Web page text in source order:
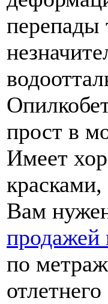
перепады
прост в
Имеет
Вам
продажей
по